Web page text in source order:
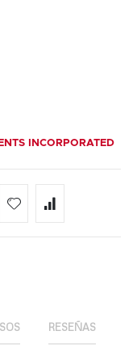
INCORPORATED
RESEÑAS